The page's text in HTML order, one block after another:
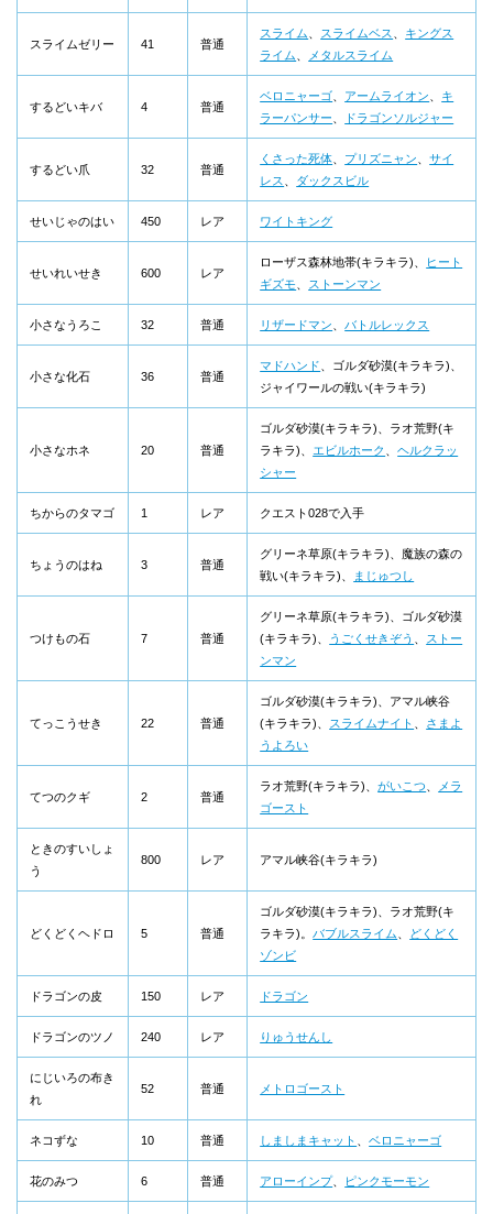
スライムゼリー 41 普通
スライム スライムベス
キングス
ライム
メタルスライム
するどいキバ 4 普通
ベロニャーゴ アームライオン
キ
ラーパンサー
ドラゴンソルジャー
するどい爪 32 普通
くさった死体 プリズニャン 、サイ
レス
ダックスビル
せいじゃのはい 450 レア ワイトキング
せいれいせき 600 レア
ローザス森林地帯(キラキラ)、
ヒート
ギズモ
ストーンマン
小さなうろこ 32 普通 リザードマン 、バトルレックス
小さな化石 36 普通
マドハンド 、ゴルダ砂漠(キラキラ)、
ジャイワールの戦い(キラキラ)
小さなホネ 20 普通
ゴルダ砂漠(キラキラ)、ラオ荒野(キ
ラキラ)、 エビルホーク 、ヘルクラッ
シャー
ちからのタマゴ 1 レア クエスト028で入手
ちょうのはね 3 普通
グリーネ草原(キラキラ)、魔族の森の
戦い(キラキラ)、
まじゅつし
つけもの石 7 普通
グリーネ草原(キラキラ)、ゴルダ砂漠
(キラキラ)、
うごくせきぞう
ストー
ンマン
てっこうせき 22 普通
ゴルダ砂漠(キラキラ)、アマル峡谷
(キラキラ)、 スライムナイト
さまよ
うよろい
てつのクギ 2 普通
ラオ荒野(キラキラ)、がいこつ
メラ
ゴースト
ときのすいしょ
う
800 レア アマル峡谷(キラキラ)
どくどくヘドロ 5 普通
ゴルダ砂漠(キラキラ)、ラオ荒野(キ
ラキラ)。バブルスライム
どくどく
ゾンビ
ドラゴンの皮 150 レア ドラゴン
ドラゴンのツノ 240 レア りゅうせんし
にじいろの布き
れ
52 普通 メトロゴースト
ネコずな 10 普通 しましまキャット 、ベロニャーゴ
花のみつ 6 普通 アローインプ、 ピンクモーモン